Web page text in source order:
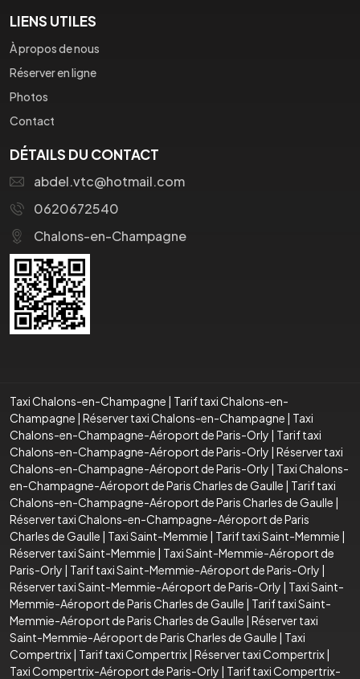
LIENS UTILES
À propos de nous
Réserver en ligne
Photos
Contact
DÉTAILS DU CONTACT
abdel.vtc@hotmail.com
0620672540
Chalons-en-Champagne
Taxi Chalons-en-Champagne | Tarif taxi Chalons-en-
Champagne | Réserver taxi Chalons-en-Champagne | Taxi
Chalons-en-Champagne-Aéroport de Paris-Orly | Tarif taxi
Chalons-en-Champagne-Aéroport de Paris-Orly | Réserver taxi
Chalons-en-Champagne-Aéroport de Paris-Orly | Taxi Chalons-
en-Champagne-Aéroport de Paris Charles de Gaulle | Tarif taxi
Chalons-en-Champagne-Aéroport de Paris Charles de Gaulle |
Réserver taxi Chalons-en-Champagne-Aéroport de Paris
Charles de Gaulle | Taxi Saint-Memmie | Tarif taxi Saint-Memmie |
Réserver taxi Saint-Memmie | Taxi Saint-Memmie-Aéroport de
Paris-Orly | Tarif taxi Saint-Memmie-Aéroport de Paris-Orly |
Réserver taxi Saint-Memmie-Aéroport de Paris-Orly | Taxi Saint-
Memmie-Aéroport de Paris Charles de Gaulle | Tarif taxi Saint-
Memmie-Aéroport de Paris Charles de Gaulle | Réserver taxi
Saint-Memmie-Aéroport de Paris Charles de Gaulle | Taxi
Compertrix| Tarif taxi Compertrix| Réserver taxi Compertrix|
Taxi Compertrix-Aéroport de Paris-Orly | Tarif taxi Compertrix-